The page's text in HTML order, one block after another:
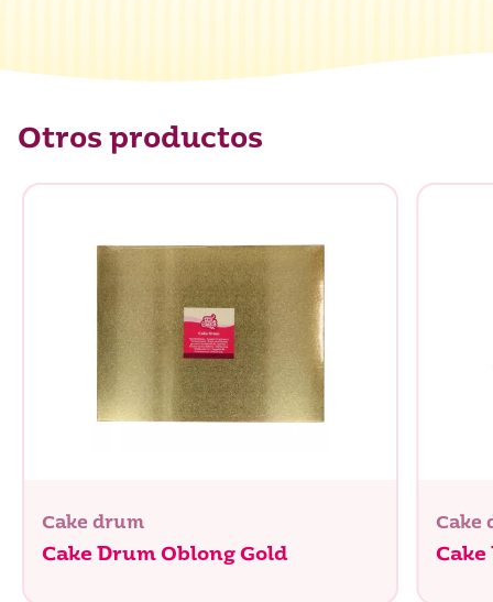
Otros productos
Cake drum
Cake Drum Oblong Gold
Cake